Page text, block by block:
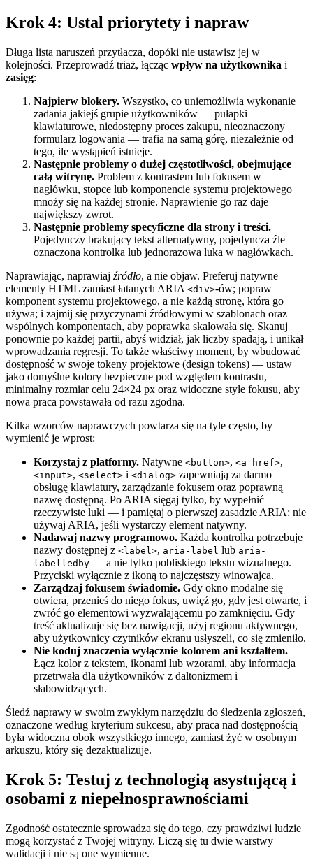
Krok 4: Ustal priorytety i napraw
Długa lista naruszeń przytłacza, dopóki nie ustawisz jej w
kolejności. Przeprowadź triaż, łącząc wpływ na użytkownika i
zasięg:
Najpierw blokery. Wszystko, co uniemożliwia wykonanie
zadania jakiejś grupie użytkowników — pułapki
klawiaturowe, niedostępny proces zakupu, nieoznaczony
formularz logowania — trafia na samą górę, niezależnie od
tego, ile wystąpień istnieje.
Następnie problemy o dużej częstotliwości, obejmujące
całą witrynę. Problem z kontrastem lub fokusem w
nagłówku, stopce lub komponencie systemu projektowego
mnoży się na każdej stronie. Naprawienie go raz daje
największy zwrot.
Następnie problemy specyficzne dla strony i treści.
Pojedynczy brakujący tekst alternatywny, pojedyncza źle
oznaczona kontrolka lub jednorazowa luka w nagłówkach.
Naprawiając, naprawiaj źródło, a nie objaw. Preferuj natywne
elementy HTML zamiast łatanych ARIA <div>-ów; popraw
komponent systemu projektowego, a nie każdą stronę, która go
używa; i zajmij się przyczynami źródłowymi w szablonach oraz
wspólnych komponentach, aby poprawka skalowała się. Skanuj
ponownie po każdej partii, abyś widział, jak liczby spadają, i unikał
wprowadzania regresji. To także właściwy moment, by wbudować
dostępność w swoje tokeny projektowe (design tokens) — ustaw
jako domyślne kolory bezpieczne pod względem kontrastu,
minimalny rozmiar celu 24×24 px oraz widoczne style fokusu, aby
nowa praca powstawała od razu zgodna.
Kilka wzorców naprawczych powtarza się na tyle często, by
wymienić je wprost:
Korzystaj z platformy. Natywne <button>, <a href>,
<input>, <select> i <dialog> zapewniają za darmo
obsługę klawiatury, zarządzanie fokusem oraz poprawną
nazwę dostępną. Po ARIA sięgaj tylko, by wypełnić
rzeczywiste luki — i pamiętaj o pierwszej zasadzie ARIA: nie
używaj ARIA, jeśli wystarczy element natywny.
Nadawaj nazwy programowo. Każda kontrolka potrzebuje
nazwy dostępnej z <label>, aria-label lub aria-
labelledby — a nie tylko pobliskiego tekstu wizualnego.
Przyciski wyłącznie z ikoną to najczęstszy winowajca.
Zarządzaj fokusem świadomie. Gdy okno modalne się
otwiera, przenieś do niego fokus, uwięź go, gdy jest otwarte, i
zwróć go elementowi wyzwalającemu po zamknięciu. Gdy
treść aktualizuje się bez nawigacji, użyj regionu aktywnego,
aby użytkownicy czytników ekranu usłyszeli, co się zmieniło.
Nie koduj znaczenia wyłącznie kolorem ani kształtem.
Łącz kolor z tekstem, ikonami lub wzorami, aby informacja
przetrwała dla użytkowników z daltonizmem i
słabowidzących.
Śledź naprawy w swoim zwykłym narzędziu do śledzenia zgłoszeń,
oznaczone według kryterium sukcesu, aby praca nad dostępnością
była widoczna obok wszystkiego innego, zamiast żyć w osobnym
arkuszu, który się dezaktualizuje.
Krok 5: Testuj z technologią asystującą i
osobami z niepełnosprawnościami
Zgodność ostatecznie sprowadza się do tego, czy prawdziwi ludzie
mogą korzystać z Twojej witryny. Liczą się tu dwie warstwy
walidacji i nie są one wymienne.